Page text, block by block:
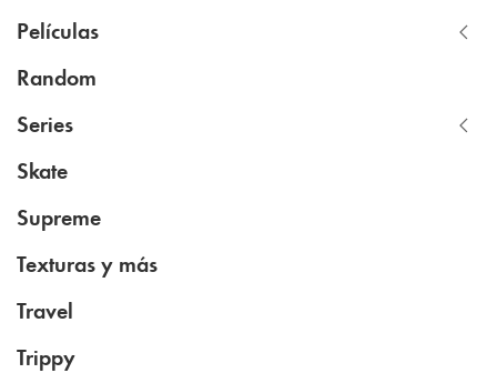
Películas
Random
Series
Skate
Supreme
Texturas y más
Travel
Trippy